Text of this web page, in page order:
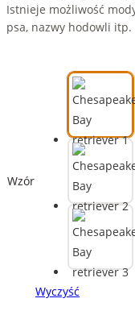
Istnieje możliwość
psa, nazwy hodowli itp.
Wzór
Wyczyść